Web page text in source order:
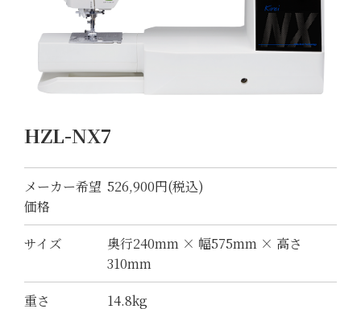
HZL-NX7
メーカー希望
価格
526,900円(税込)
サイズ
奥行240mm × 幅575mm × 高さ
310mm
重さ
14.8kg